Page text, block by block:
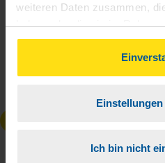
weiteren Daten zusammen,
haben oder die sie im
gesammelt haben. Indem Sie
können Sie der Verwendung
unserer➔
Ich bin nicht
mich damit einverstanden,
Bearbeitung meines